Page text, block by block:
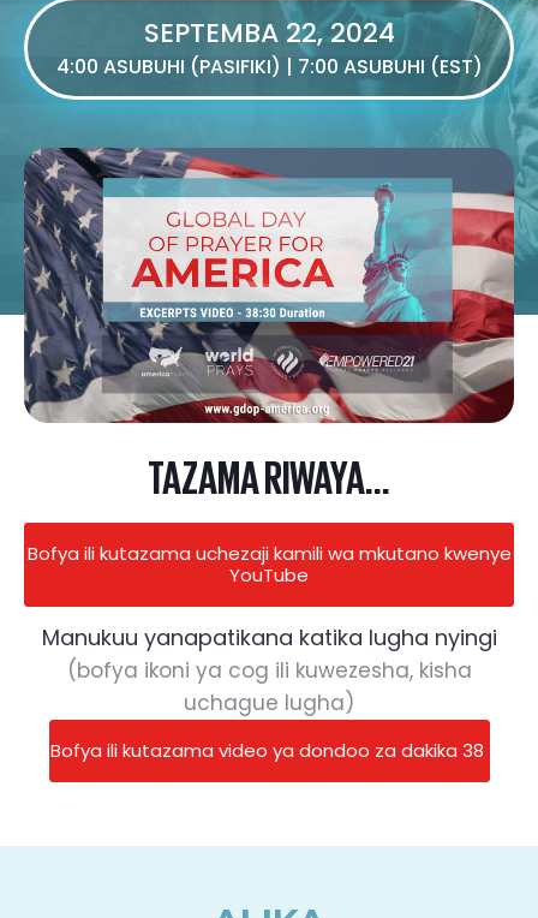
SEPTEMBA 22, 2024
4:00 ASUBUHI (PASIFIKI) | 7:00 ASUBUHI (EST)
TAZAMA RIWAYA...
Bofya ili kutazama uchezaji kamili wa mkutano kwenye
YouTube
Manukuu yanapatikana katika lugha nyingi
(bofya ikoni ya cog ili kuwezesha, kisha
uchague lugha)
Bofya ili kutazama video ya dondoo za dakika 38